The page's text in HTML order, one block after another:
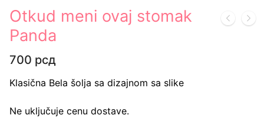
Otkud meni ovaj stomak
Panda
700 рсд
Klasična Bela šolja sa dizajnom sa slike
Ne uključuje cenu dostave.